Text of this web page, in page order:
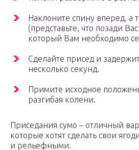
Наклоните спину вперед, а
(представьте, что позади
который Вам необходимо
Сделайте присед и
несколько секунд.
Примите исходное
разгибая колени.
Приседания сумо – отличный
которые хотят сделать свои
и рельефными.